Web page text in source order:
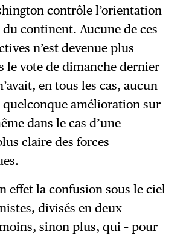
contrôle l’orientation
continent. Aucune de ces
n’est devenue plus
le vote de dimanche dernier
en tous les cas, aucun
quelconque amélioration sur
dans le cas d’une
claire des forces
effet la confusion sous le ciel
divisés en deux
sinon plus, qui – pour